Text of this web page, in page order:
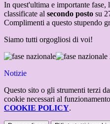
In quest'ultima e importante fase,
classificate al secondo posto su
Complimenti a questo stupendo
Siamo tutti orgogliosi di voi!
Notizie
Questo sito o gli strumenti terzi
cookie necessari al
COOKIE POLICY.